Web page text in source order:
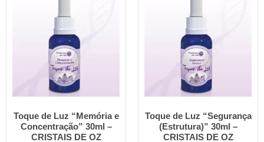
Toque de Luz “Memória e
Concentração” 30ml –
CRISTAIS DE OZ
Toque de Luz “Segurança
(Estrutura)” 30ml –
CRISTAIS DE OZ